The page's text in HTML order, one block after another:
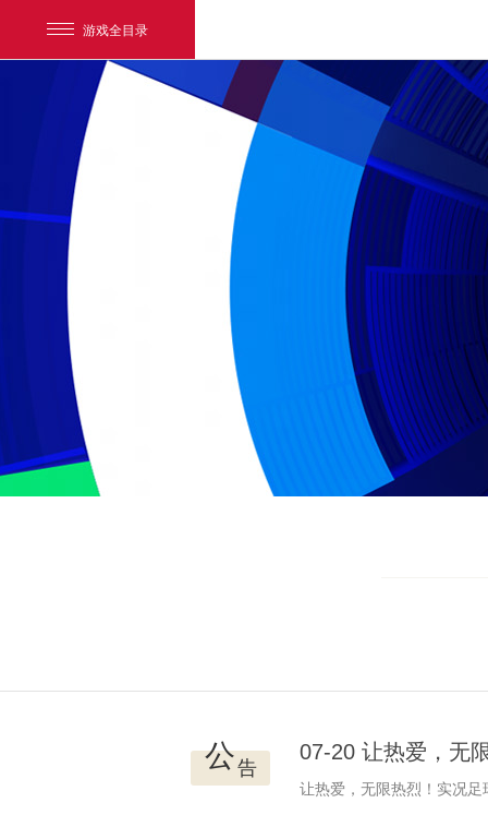
游戏全目录
网易游戏
游戏爱好者
07-20 让热爱，无
让热爱，无限热烈！实况
公告